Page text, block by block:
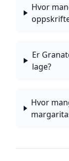
Hvor
Er
lage?
Hvor